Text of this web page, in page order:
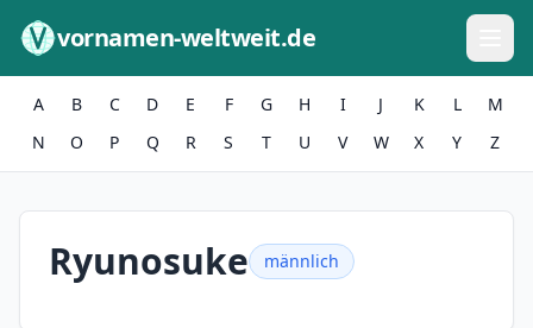
vornamen-weltweit.de
A B C D E F G H I J K L
M
N
O P Q R S T U V W X Y Z
Ryunosuke männlich